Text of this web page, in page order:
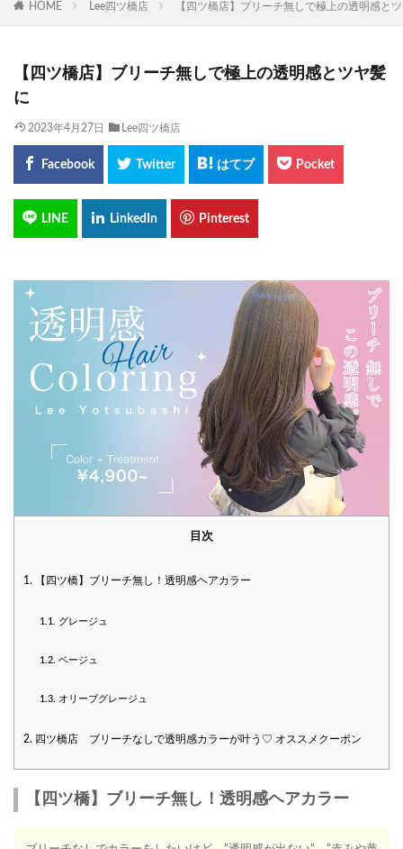
HOME Lee四ツ橋店 【四ツ橋店】ブリーチ無しで極上の透明感と
【四ツ橋店】ブリーチ無しで極上の透明感とツヤ髪
に
2023年4月27日 Lee四ツ橋店
目次
1. 【四ツ橋】ブリーチ無し！透明感ヘアカラー
1.1. グレージュ
1.2. ベージュ
1.3. オリーブグレージュ
2. 四ツ橋店 ブリーチなしで透明感カラーが叶う♡ オススメクーポン
【四ツ橋】ブリーチ無し！透明感ヘアカラー